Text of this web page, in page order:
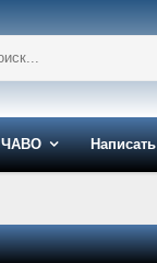
ЧАВО Написать